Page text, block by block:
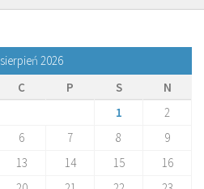
sierpień 2026
C P S
N
1
2
6 7 8
9
13 14 15
16